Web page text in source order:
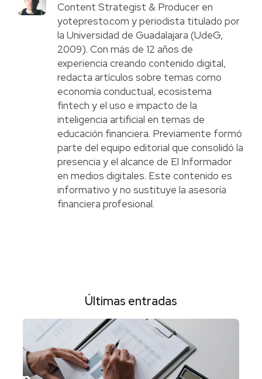
Content Strategist & Producer en
yotepresto.com y periodista titulado por
la Universidad de Guadalajara (UdeG,
2009). Con más de 12 años de
experiencia creando contenido digital,
redacta artículos sobre temas como
economía conductual, ecosistema
fintech y el uso e impacto de la
inteligencia artificial en temas de
educación financiera. Previamente formó
parte del equipo editorial que consolidó la
presencia y el alcance de El Informador
en medios digitales. Este contenido es
informativo y no sustituye la asesoría
financiera profesional.
Últimas entradas